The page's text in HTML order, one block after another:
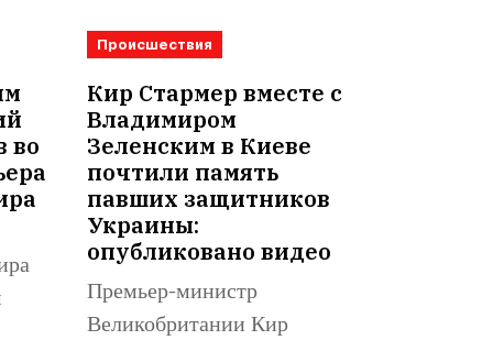
во
Происшествия
Кир Стармер вместе с
Владимиром
Зеленским в Киеве
почтили память
павших защитников
Украины:
опубликовано видео
Премьер-министр
Великобритании Кир